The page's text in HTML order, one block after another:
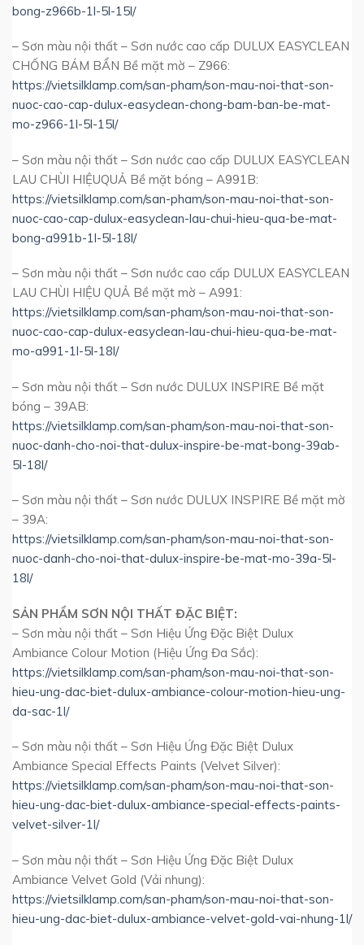
bong-z966b-1l-5l-15l/
– Sơn màu nội thất – Sơn nước cao cấp DULUX EASYCLEAN
CHỐNG BÁM BẨN Bề mặt mờ – Z966:
https://vietsilklamp.com/san-pham/son-mau-noi-that-son-
nuoc-cao-cap-dulux-easyclean-chong-bam-ban-be-mat-
mo-z966-1l-5l-15l/
– Sơn màu nội thất – Sơn nước cao cấp DULUX EASYCLEAN
LAU CHÙI HIỆUQUẢ Bề mặt bóng – A991B:
https://vietsilklamp.com/san-pham/son-mau-noi-that-son-
nuoc-cao-cap-dulux-easyclean-lau-chui-hieu-qua-be-mat-
bong-a991b-1l-5l-18l/
– Sơn màu nội thất – Sơn nước cao cấp DULUX EASYCLEAN
LAU CHÙI HIỆU QUẢ Bề mặt mờ – A991:
https://vietsilklamp.com/san-pham/son-mau-noi-that-son-
nuoc-cao-cap-dulux-easyclean-lau-chui-hieu-qua-be-mat-
mo-a991-1l-5l-18l/
– Sơn màu nội thất – Sơn nước DULUX INSPIRE Bề mặt
bóng – 39AB:
https://vietsilklamp.com/san-pham/son-mau-noi-that-son-
nuoc-danh-cho-noi-that-dulux-inspire-be-mat-bong-39ab-
5l-18l/
– Sơn màu nội thất – Sơn nước DULUX INSPIRE Bề mặt mờ
– 39A:
https://vietsilklamp.com/san-pham/son-mau-noi-that-son-
nuoc-danh-cho-noi-that-dulux-inspire-be-mat-mo-39a-5l-
18l/
SẢN PHẨM SƠN NỘI THẤT ĐẶC BIỆT:
– Sơn màu nội thất – Sơn Hiệu Ứng Đặc Biệt Dulux
Ambiance Colour Motion (Hiệu Ứng Đa Sắc):
https://vietsilklamp.com/san-pham/son-mau-noi-that-son-
hieu-ung-dac-biet-dulux-ambiance-colour-motion-hieu-ung-
da-sac-1l/
– Sơn màu nội thất – Sơn Hiệu Ứng Đặc Biệt Dulux
Ambiance Special Effects Paints (Velvet Silver):
https://vietsilklamp.com/san-pham/son-mau-noi-that-son-
hieu-ung-dac-biet-dulux-ambiance-special-effects-paints-
velvet-silver-1l/
– Sơn màu nội thất – Sơn Hiệu Ứng Đặc Biệt Dulux
Ambiance Velvet Gold (Vải nhung):
https://vietsilklamp.com/san-pham/son-mau-noi-that-son-
hieu-ung-dac-biet-dulux-ambiance-velvet-gold-vai-nhung-1l/